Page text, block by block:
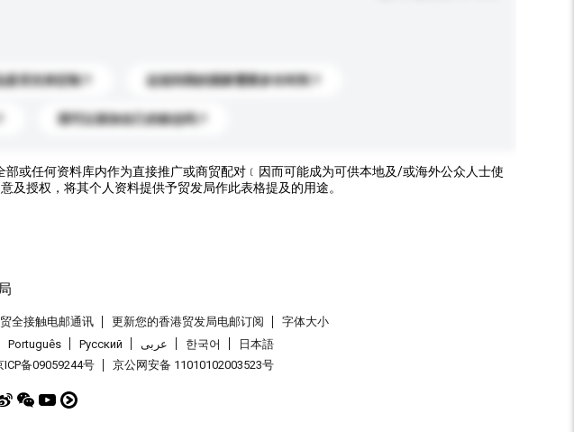
否支持定制？ 运送到我的国家需要多长时间？
我可以添加自己的标志吗？
或任何资料库内作为直接推广或商贸配对﹝因而可能成为可供本地及/或海外公众人士使
授权，将其个人资料提供予贸发局作此表格提及的用途。
全接触电邮通讯 更新您的香港贸发局电邮订阅
字体大小
Português Pусский عربى 한국어
日本語
ICP备09059244号 京公网安备 11010102003523号